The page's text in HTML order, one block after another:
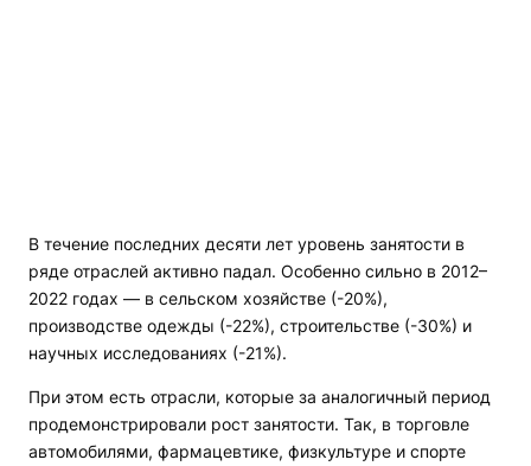
В течение последних десяти лет уровень занятости в
ряде отраслей активно падал. Особенно сильно в 2012–
2022 годах — в сельском хозяйстве (-20%),
производстве одежды (-22%), строительстве (-30%) и
научных исследованиях (-21%).
При этом есть отрасли, которые за аналогичный период
продемонстрировали рост занятости. Так, в торговле
автомобилями, фармацевтике, физкультуре и спорте